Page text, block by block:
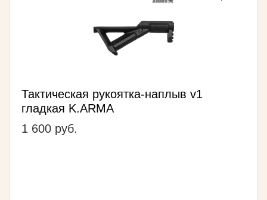
Тактическая рукоятка-наплыв v1
гладкая K.ARMA
1 600 руб.